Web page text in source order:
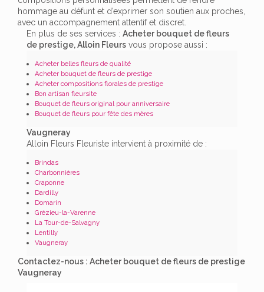
hommage au défunt et d’exprimer son soutien aux proches,
avec un accompagnement attentif et discret.
En plus de ses services : Acheter bouquet de fleurs
de prestige, Alloin Fleurs vous propose aussi :
Acheter belles fleurs de qualité
Acheter bouquet de fleurs de prestige
Acheter compositions florales de prestige
Bon artisan fleursite
Bouquet de fleurs original pour anniversaire
Bouquet de fleurs pour fête des mères
Vaugneray
Alloin Fleurs Fleuriste intervient à proximité de :
Brindas
Charbonnières
Craponne
Dardilly
Domarin
Grézieu-la-Varenne
La Tour-de-Salvagny
Lentilly
Vaugneray
Contactez-nous : Acheter bouquet de fleurs de prestige
Vaugneray